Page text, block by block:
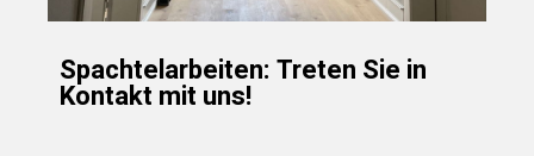
Spachtelarbeiten: Treten Sie in
Kontakt mit uns!